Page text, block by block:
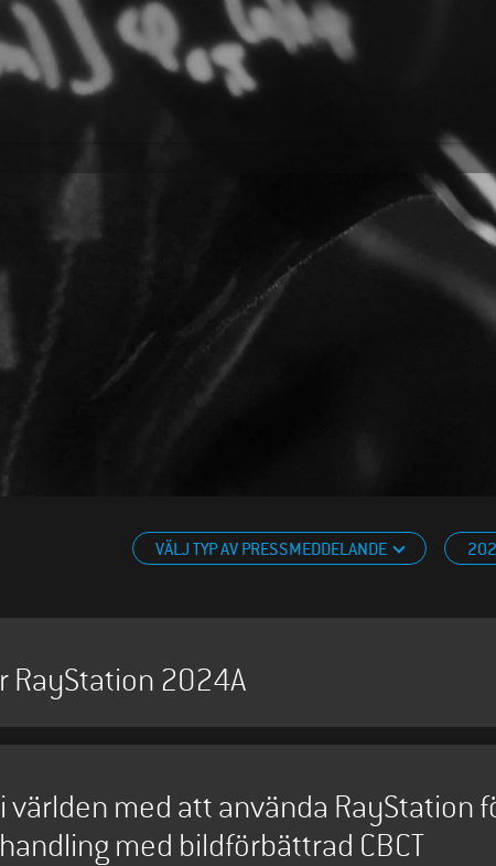
VÄLJ TYP AV PRESSMEDDELANDE
RayStation 2024A
världen med att använda RayStation
med bildförbättrad CBCT